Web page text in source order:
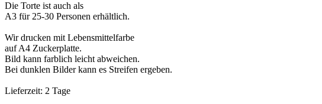
Die Torte ist auch als
A3 für 25-30 Personen erhältlich.
Wir drucken mit Lebensmittelfarbe
auf A4 Zuckerplatte.
Bild kann farblich leicht abweichen.
Bei dunklen Bilder kann es Streifen ergeben.
Lieferzeit: 2 Tage